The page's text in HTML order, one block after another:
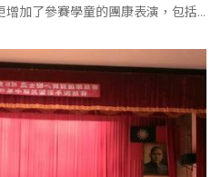
加了參賽學童的團康表演，包括